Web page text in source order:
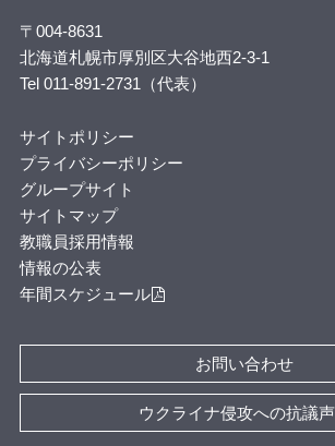
〒004-8631
北海道札幌市厚別区大谷地西2-3-1
Tel 011-891-2731（代表）
サイトポリシー
プライバシーポリシー
グループサイト
サイトマップ
教職員採用情報
情報の公表
年間スケジュール
お問い合わせ
ウクライナ侵攻への抗議